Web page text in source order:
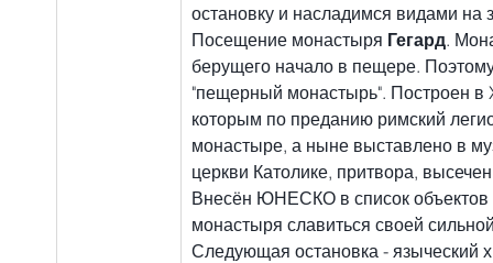
остановку и насладимся видами
Посещение монастыря Гегард.
берущего начало в пещере.
"пещерный монастырь". Построен в
которым по преданию римский
монастыре, а ныне выставлено в
церкви Католике, притвора,
Внесён ЮНЕСКО в список объектов
монастыря славиться своей
Следующая остановка - языческий